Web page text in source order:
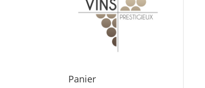
Panier